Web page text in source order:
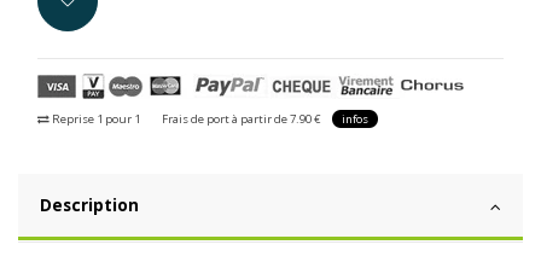
Reprise 1 pour 1 Frais de port à partir de 7.90 € infos
Description